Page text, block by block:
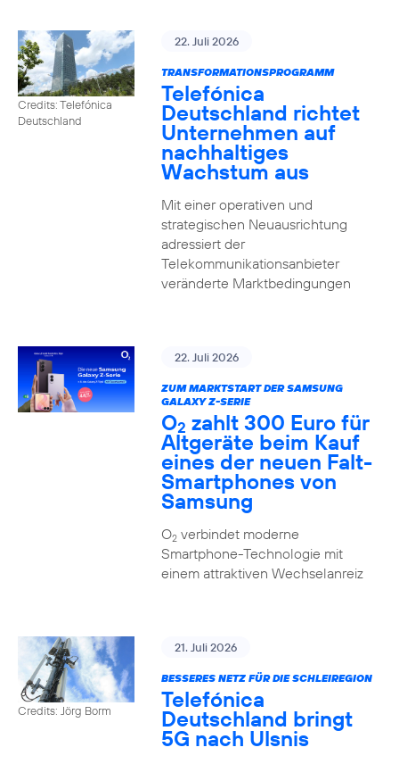
Credits: Telefónica
Deutschland
22. Juli 2026
TRANSFORMATIONSPROGRAMM
Telefónica
Deutschland richtet
Unternehmen auf
nachhaltiges
Wachstum aus
Mit einer operativen und
strategischen Neuausrichtung
adressiert der
Telekommunikationsanbieter
veränderte Marktbedingungen
22. Juli 2026
ZUM MARKTSTART DER SAMSUNG
GALAXY Z-SERIE
O2 zahlt 300 Euro für
Altgeräte beim Kauf
eines der neuen Falt-
Smartphones von
Samsung
O2verbindet moderne
Smartphone-Technologie mit
einem attraktiven Wechselanreiz
Credits: Jörg Borm
21. Juli 2026
BESSERES NETZ FÜR DIE SCHLEIREGION
Telefónica
Deutschland bringt
5G nach Ulsnis